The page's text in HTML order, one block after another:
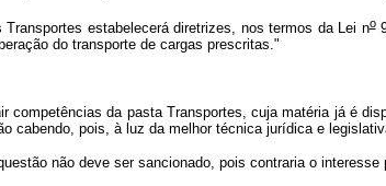
estabelecerá diretrizes, nos termos da Lei no
do transporte de cargas prescritas."
competências da pasta Transportes, cuja matéria já é
cabendo, pois, à luz da melhor técnica jurídica e
não deve ser sancionado, pois contraria o interesse